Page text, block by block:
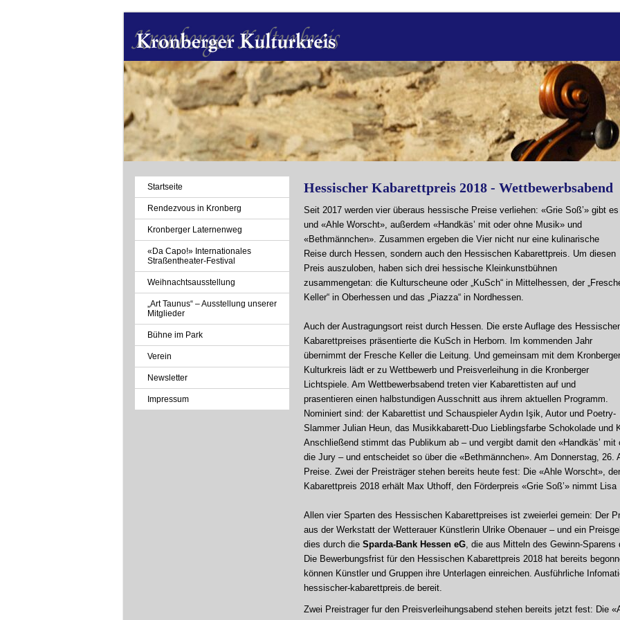
Hessischer Kabarettpreis 2018 - Wettbewerbsabend
Seit 2017 werden vier überaus hessische Preise verliehen: «Grie Soß’» gibt es
und «Ahle Worscht», außerdem «Handkäs’ mit oder ohne Musik» und
«Bethmännchen». Zusammen ergeben die Vier nicht nur eine kulinarische
Reise durch Hessen, sondern auch den Hessischen Kabarettpreis. Um diesen
Preis auszuloben, haben sich drei hessische Kleinkunstbühnen
zusammengetan: die Kulturscheune oder „KuSch“ in Mittelhessen, der
Keller“ in Oberhessen und das „Piazza“ in Nordhessen.
Auch der Austragungsort reist durch Hessen. Die erste Auflage des
Kabarettpreises präsentierte die KuSch in Herborn. Im kommenden Jahr
übernimmt der Fresche Keller die Leitung. Und gemeinsam mit dem Kronberger
Kulturkreis lädt er zu Wettbewerb und Preisverleihung in die Kronberger
Lichtspiele. Am Wettbewerbsabend treten vier Kabarettisten auf und
prasentieren einen halbstundigen Ausschnitt aus ihrem aktuellen Programm.
Nominiert sind: der Kabarettist und Schauspieler Aydın Işik, Autor und Poetry-
Slammer Julian Heun, das Musikkabarett-Duo Lieblingsfarbe Schokolade und
Anschließend stimmt das Publikum ab – und vergibt damit den «Handkäs’
die Jury – und entscheidet so über die «Bethmännchen». Am Donnerstag, 26.
Preise. Zwei der Preisträger stehen bereits heute fest: Die «Ahle Worscht»,
Kabarettpreis 2018 erhält Max Uthoff, den Förderpreis «Grie Soß’» nimmt
Allen vier Sparten des Hessischen Kabarettpreises ist zweierlei gemein: Der
aus der Werkstatt der Wetterauer Künstlerin Ulrike Obenauer – und ein
dies durch die Sparda-Bank Hessen eG, die aus Mitteln des Gewinn-
Die Bewerbungsfrist für den Hessischen Kabarettpreis 2018 hat bereits
können Künstler und Gruppen ihre Unterlagen einreichen. Ausführliche
hessischer-kabarettpreis.de bereit.
Zwei Preistrager fur den Preisverleihungsabend stehen bereits jetzt fest: Die
Navigation
überspringen
Startseite
Rendezvous in Kronberg
Kronberger Laternenweg
«Da Capo!» Internationales
Straßentheater-Festival
Weihnachtsausstellung
„Art Taunus“ – Ausstellung unserer
Mitglieder
Bühne im Park
Verein
Newsletter
Impressum